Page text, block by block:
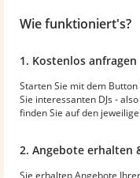
Wie funktioniert's?
1. Kostenlos anfragen
Starten Sie mit dem
Sie interessanten DJs -
finden Sie auf den
2. Angebote erhalten
Sie erhalten Angebote